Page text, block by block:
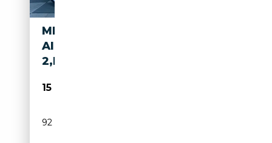
MERCEDES-BENZ SLK 300
AIRSCARF,NAVI,SCHECKHEFT,
2,HAN SEIT 2014
15 800€
92 787 km